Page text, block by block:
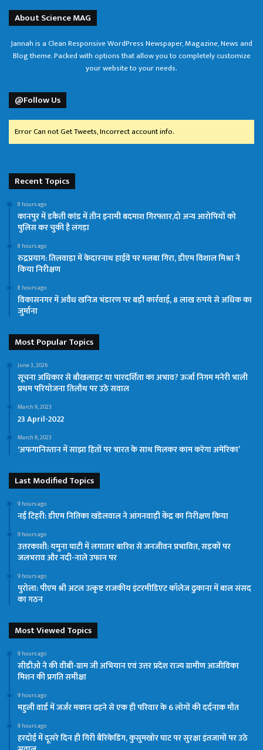
About Science MAG
Jannah is a Clean Responsive WordPress Newspaper, Magazine, News and
Blog theme. Packed with options that allow you to completely customize
your website to your needs.
@Follow Us
Error Can not Get Tweets, Incorrect account info.
Recent Topics
8 hours ago
कानपुर में डकैती कांड में तीन इनामी बदमाश गिरफ्तार,दो अन्य आरोपियों को
पुलिस कर चुकी है लंगड़ा
8 hours ago
रुद्रप्रयाग: तिलवाड़ा में केदारनाथ हाईवे पर मलबा गिरा, डीएम विशाल मिश्रा ने
किया निरीक्षण
8 hours ago
विकासनगर में अवैध खनिज भंडारण पर बड़ी कार्रवाई, 8 लाख रुपये से अधिक का
जुर्माना
Most Popular Topics
June 3, 2026
सूचना अधिकार से बौखलाहट या पारदर्शिता का अभाव? ऊर्जा निगम मनेरी भाली
प्रथम परियोजना तिलौथ पर उठे सवाल
March 9, 2023
23 April-2022
March 9, 2023
‘अफगानिस्तान में साझा हितों पर भारत के साथ मिलकर काम करेगा अमेरिका’
Last Modified Topics
9 hours ago
नई टिहरी: डीएम नितिका खंडेलवाल ने आंगनवाड़ी केंद्र का निरीक्षण किया
9 hours ago
उत्तरकाशी: यमुना घाटी में लगातार बारिश से जनजीवन प्रभावित, सड़कों पर
जलभराव और नदी-नाले उफान पर
9 hours ago
पुरोला: पीएम श्री अटल उत्कृष्ट राजकीय इंटरमीडिएट कॉलेज ढुकाना में बाल संसद
का गठन
Most Viewed Topics
9 hours ago
सीडीओ ने की वीबी-ग्राम जी अभियान एवं उत्तर प्रदेश राज्य ग्रामीण आजीविका
मिशन की प्रगति समीक्षा
9 hours ago
महुली वार्ड में जर्जर मकान ढहने से एक ही परिवार के 6 लोगों की दर्दनाक मौत
9 hours ago
हरदोई में दूसरे दिन ही गिरी बैरिकेडिंग, कुसुमखोर घाट पर सुरक्षा इंतजामों पर उठे